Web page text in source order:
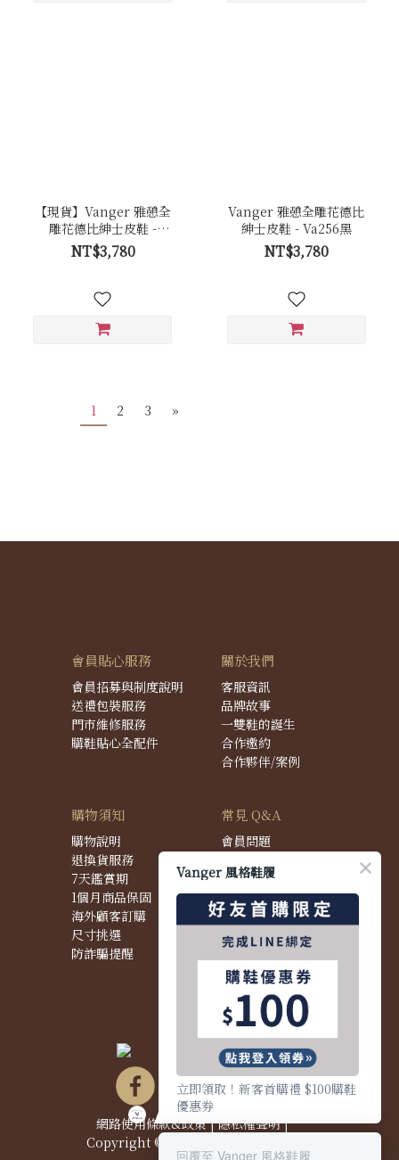
【現貨】Vanger 雅憩全
雕花德比紳士皮鞋 -
Va256棕
NT$3,780
Vanger 雅憩全雕花德比
紳士皮鞋 - Va256黑
NT$3,780
1 2 3 »
會員貼心服務
會員招募與制度說明
送禮包裝服務
門市維修服務
購鞋貼心全配件
關於我們
客服資訊
品牌故事
一雙鞋的誕生
合作邀約
合作夥伴/案例
購物須知
購物說明
退換貨服務
7天鑑賞期
1個月商品保固
海外顧客訂購
尺寸挑選
防詐騙提醒
常見 Q&A
會員問題
配送問題
退換貨問題
商品問題
網路使用條款&政策|隱私權聲明|
Copyright © 2021 Vanger 風格鞋履
Vanger 風格鞋履
立即領取！新客首購禮 $100購鞋
優惠券
回覆至 Vanger 風格鞋履